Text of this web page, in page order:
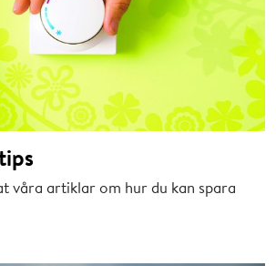
våra artiklar om hur du kan spara